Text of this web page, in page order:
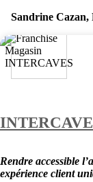
Sandrine
Rendre accessible
expérience client